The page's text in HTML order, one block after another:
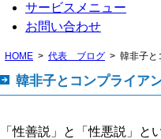
サービスメニュー
お問い合わせ
HOME 代表 ブログ 韓非子と
韓非子とコンプライア
「性善説」と「性悪説」と